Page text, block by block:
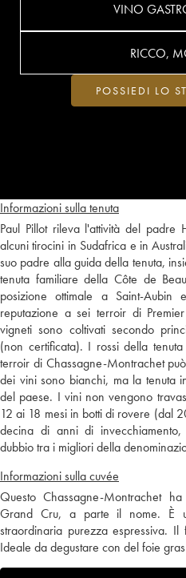
Informazioni sulla tenuta
Paul Pillot rileva l'attività del
alcuni tirocini in Sudafrica e in
suo padre alla guida della tenuta,
tenuta familiare della Côte de
posizione ottimale a Saint-
reputazione a sei terroir di
vigneti sono coltivati secondo
(non certificata). I rossi della
terroir di Chassagne-Montrachet
dei vini sono bianchi, ma la tenuta
del paese. I vini non vengono
12 ai 18 mesi in botti di rovere (dal
decina di anni di
dubbio tra i migliori della
Informazioni sulla cuvée
Questo Chassagne-Montrachet
Grand Cru, a parte il nome. È
straordinaria purezza espressiva.
Ideale da degustare con del foie
VINO
RICCO,
POSSIEDI LO